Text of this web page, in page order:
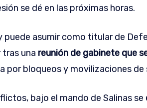
se dé en las próximas horas.
puede asumir como titular de
una reunión de gabinete que
por bloqueos y movilizaciones de
bajo el mando de Salinas se